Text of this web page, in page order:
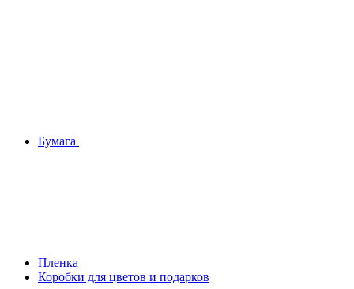
Бумага
Плeнка
Коробки для цветов и подарков